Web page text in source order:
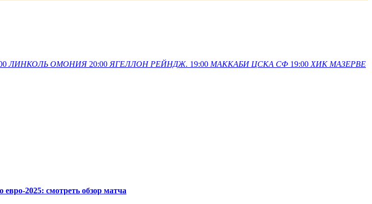
ЛИНКОЛЬ ОМОНИЯ 20:00 ЯГЕЛЛОН РЕЙНДЖ. 19:00 МАККАБИ ЦСКА СФ 19:00 ХИК МАЗЕРВЕ
2025: смотреть обзор матча